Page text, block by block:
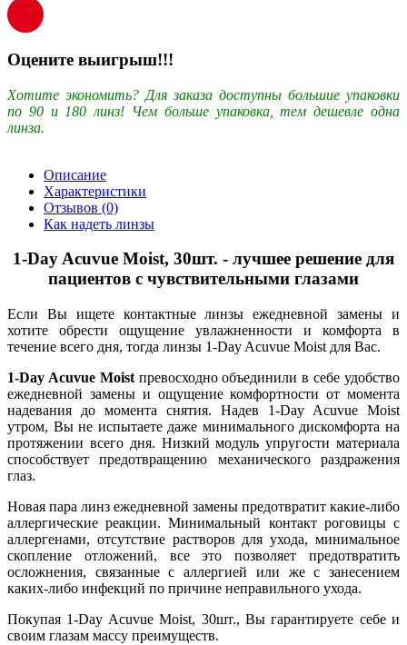
Оцените выигрыш!!!
Хотите экономить? Для заказа доступны большие упаковки
по 90 и 180 линз! Чем больше упаковка, тем дешевле одна
линза.
Описание
Характеристики
Отзывов (0)
Как надеть линзы
1-Day Acuvue Moist, 30шт. - лучшее решение для
пациентов с чувствительными глазами
Если Вы ищете контактные линзы ежедневной замены и
хотите обрести ощущение увлажненности и комфорта в
течение всего дня, тогда линзы 1-Day Acuvue Moist для Вас.
1-Day Acuvue Moistпревосходно объединили в себе удобство
ежедневной замены и ощущение комфортности от момента
надевания до момента снятия. Надев 1-Day Acuvue Moist
утром, Вы не испытаете даже минимального дискомфорта на
протяжении всего дня. Низкий модуль упругости материала
способствует предотвращению механического раздражения
глаз.
Новая пара линз ежедневной замены предотвратит какие-либо
аллергические реакции. Минимальный контакт роговицы с
аллергенами, отсутствие растворов для ухода, минимальное
скопление отложений, все это позволяет предотвратить
осложнения, связанные с аллергией или же с занесением
каких-либо инфекций по причине неправильного ухода.
Покупая 1-Day Acuvue Moist, 30шт., Вы гарантируете себе и
своим глазам массу преимуществ.